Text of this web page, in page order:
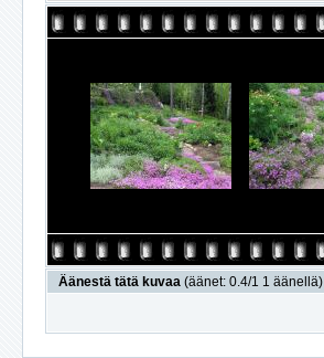
Äänestä tätä kuvaa (äänet: 0.4/1 1 äänellä)